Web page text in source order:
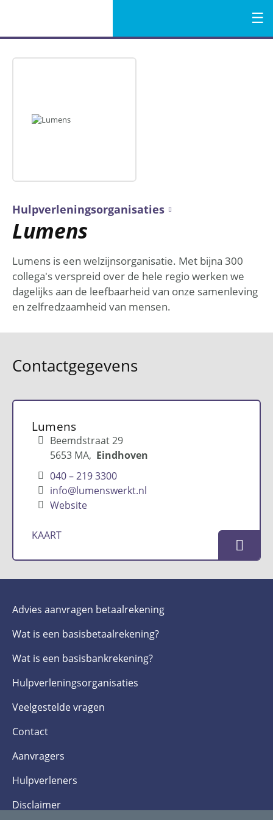
Menu
Hulpverleningsorganisaties
Lumens
Lumens is een welzijnsorganisatie. Met bijna 300
collega's verspreid over de hele regio werken we
dagelijks aan de leefbaarheid van onze samenleving
en zelfredzaamheid van mensen.
Contactgegevens
Lumens
Beemdstraat 29
5653 MA Eindhoven
040 – 219 3300
info@lumenswerkt.nl
Website
KAART
Advies aanvragen betaalrekening
Wat is een basis­betaalrekening?
Wat is een basis­bankrekening?
Hulpverlenings­organisaties
Veelgestelde­ vragen
Contact
Aanvragers
Hulpverleners
Disclaimer